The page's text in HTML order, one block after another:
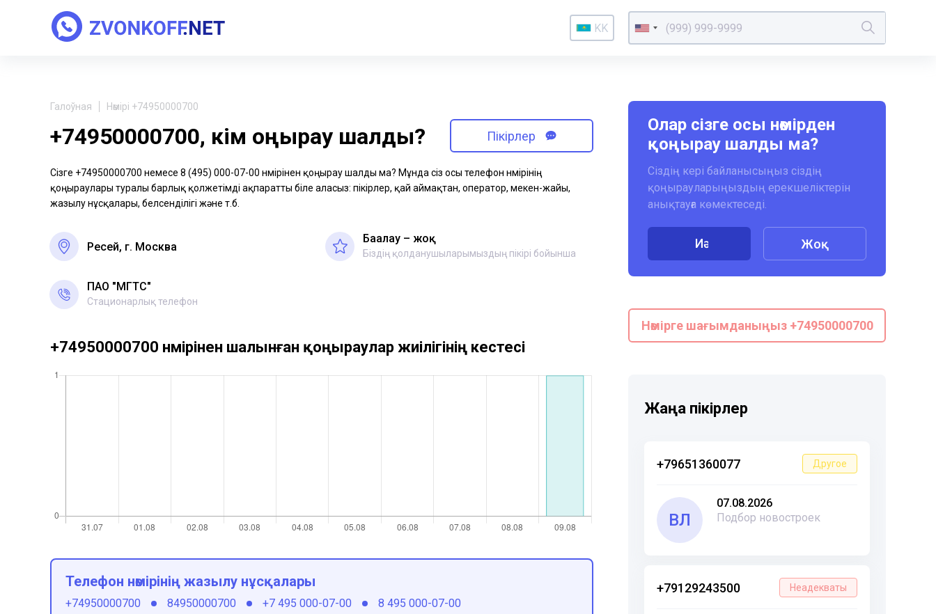
KK
Галоўная Нөмірі +74950000700
+74950000700, кім қоңырау шалды? Пікірлер
Сізге +74950000700 немесе 8 (495) 000-07-00 нөмірінен қоңырау шалды ма? Мұнда сіз осы телефон нөмірінің
қоңыраулары туралы барлық қолжетімді ақпаратты біле аласыз: пікірлер, қай аймақтан, оператор, мекен-жайы,
жазылу нұсқалары, белсенділігі және т.б.
Ресей, г. Москва
Бағалау – жоқ
Біздің қолданушыларымыздың пікірі бойынша
ПАО "МГТС"
Стационарлық телефон
Олар сізге осы нөмірден
қоңырау шалды ма?
Сіздің кері байланысыңыз сіздің
қоңырауларыңыздың ерекшеліктерін
анықтауға көмектеседі.
Иә Жоқ
Нөмірге шағымданыңыз +74950000700
Жаңа пікірлер
+79651360077 Другое
ВЛ
07.08.2026
Подбор новостроек
+79129243500 Неадекваты
+74950000700 нөмірінен шалынған қоңыраулар жиілігінің кестесі
Телефон нөмірінің жазылу нұсқалары
+74950000700 84950000700 +7 495 000-07-00
8 495 000-07-00